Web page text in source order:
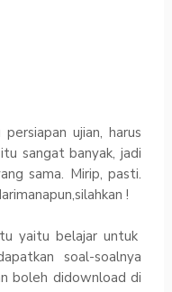
ujian, harus
sangat banyak, jadi
sama. Mirip, pasti.
!
yaitu belajar untuk
soal-soalnya
boleh didownload di